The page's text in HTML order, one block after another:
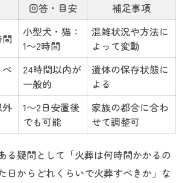
回答・目安 補足事項
小型犬・猫：
1～2時間
混雑状況や方法に
よって変動
24時間以内が
一般的
遺体の保存状態に
よる
1～2日安置後
でも可能
家族の都合に合わ
せて調整可
る疑問として「火葬は何時間かかるの
日からどれくらいで火葬すべきか」な